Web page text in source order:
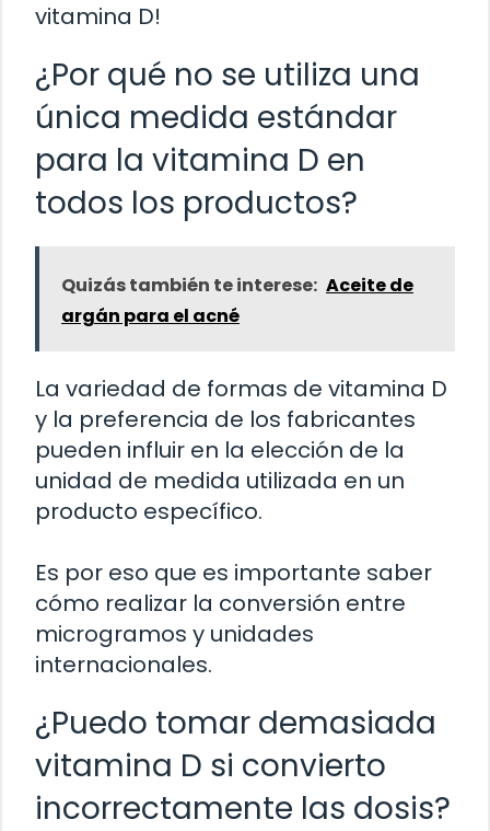
vitamina D!
¿Por qué no se utiliza una
única medida estándar
para la vitamina D en
todos los productos?
Quizás también te interese: Aceite de
argán para el acné
La variedad de formas de vitamina D
y la preferencia de los fabricantes
pueden influir en la elección de la
unidad de medida utilizada en un
producto específico.
Es por eso que es importante saber
cómo realizar la conversión entre
microgramos y unidades
internacionales.
¿Puedo tomar demasiada
vitamina D si convierto
incorrectamente las dosis?